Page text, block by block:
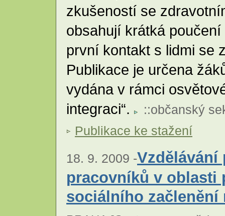
zkušeností se
obsahují krátká
první kontakt s lidmi se
Publikace je určena
vydána v rámci
integraci“.
::občanský
Publikace ke stažení
18. 9. 2009 -Vzdělávání
pracovníků v oblasti
sociálního začlenění